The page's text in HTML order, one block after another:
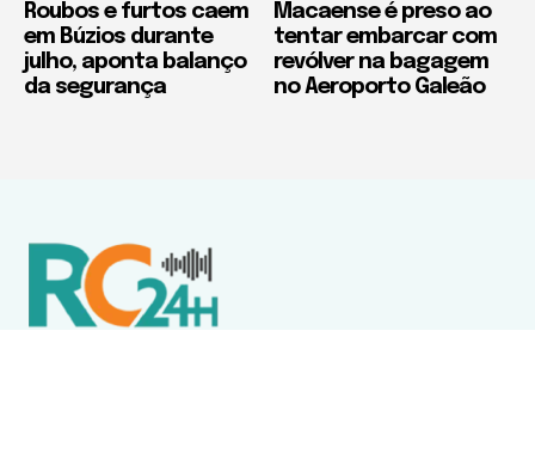
Roubos e furtos caem
em Búzios durante
julho, aponta balanço
da segurança
Macaense é preso ao
tentar embarcar com
revólver na bagagem
no Aeroporto Galeão